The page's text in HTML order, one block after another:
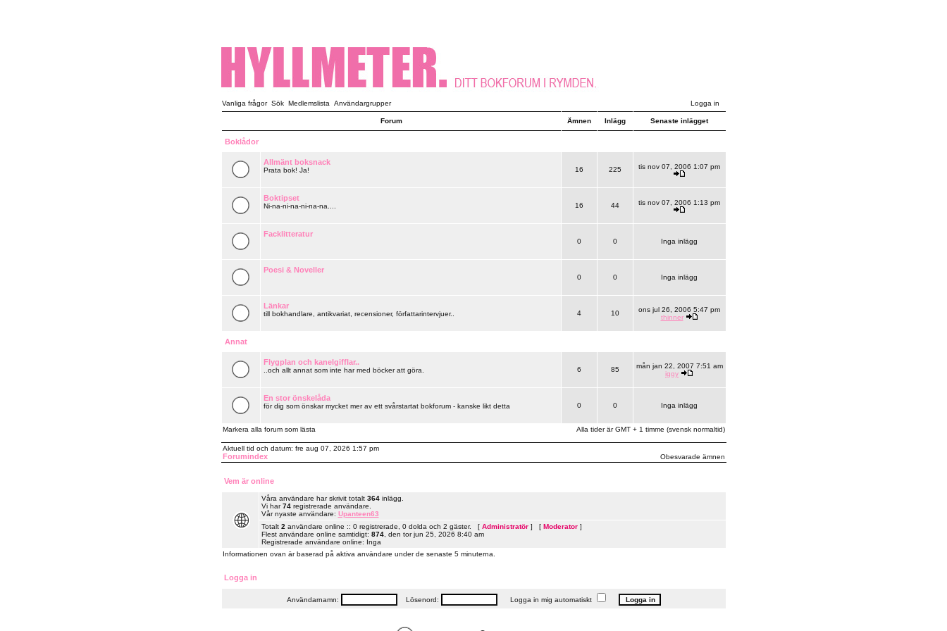
Vanliga frågor Sök Medlemslista Användargrupper Logga in
Forum Ämnen Inlägg Senaste inlägget
Boklådor
Allmänt boksnack
Prata bok! Ja! 16 225 tis nov 07, 2006 1:07 pm
Boktipset
Ni-na-ni-na-ni-na-na.... 16 44 tis nov 07, 2006 1:13 pm
Facklitteratur
0 0 Inga inlägg
Poesi & Noveller
0 0 Inga inlägg
Länkar
till bokhandlare, antikvariat, recensioner, författarintervjuer.. 4 10
ons jul 26, 2006 5:47 pm
thinner
Annat
Flygplan och kanelgifflar..
..och allt annat som inte har med böcker att göra. 6 85
mån jan 22, 2007 7:51 am
iggy
En stor önskelåda
för dig som önskar mycket mer av ett svårstartat bokforum - kanske likt detta 0 0 Inga inlägg
Markera alla forum som lästa Alla tider är GMT + 1 timme (svensk normaltid)
Aktuell tid och datum: fre aug 07, 2026 1:57 pm
Forumindex Obesvarade ämnen
Vem är online
Våra användare har skrivit totalt 364inlägg.
Vi har74registrerade användare.
Vår nyaste användare: Upanteen63
Totalt 2 användare online :: 0 registrerade, 0 dolda och 2 gäster. [ Administratör] [ Moderator]
Flest användare online samtidigt: 874, den tor jun 25, 2026 8:40 am
Registrerade användare online: Inga
Informationen ovan är baserad på aktiva användare under de senaste 5 minuterna.
Logga in
Användarnamn: Lösenord: Logga in mig automatiskt